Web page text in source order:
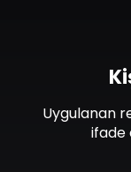
Uygulanan
ifade